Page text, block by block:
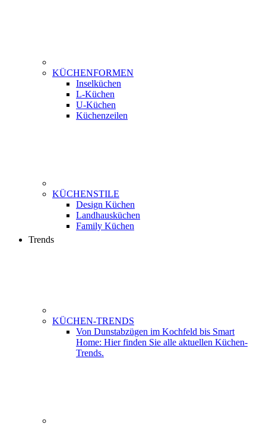
KÜCHENFORMEN
Inselküchen
L-Küchen
U-Küchen
Küchenzeilen
KÜCHENSTILE
Design Küchen
Landhausküchen
Family Küchen
Trends
KÜCHEN-TRENDS
Von Dunstabzügen im Kochfeld bis Smart
Home: Hier finden Sie alle aktuellen Küchen-
Trends.